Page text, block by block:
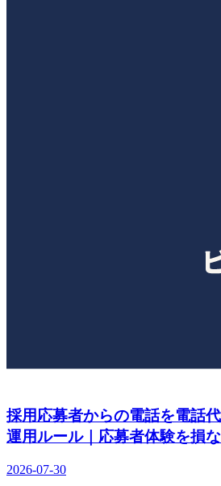
採用応募者からの電話を電話
運用ルール｜応募者体験を損
2026-07-30